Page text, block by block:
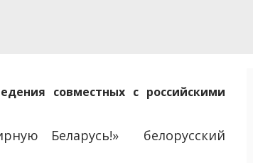
совместных с российскими
Беларусь!» белорусский